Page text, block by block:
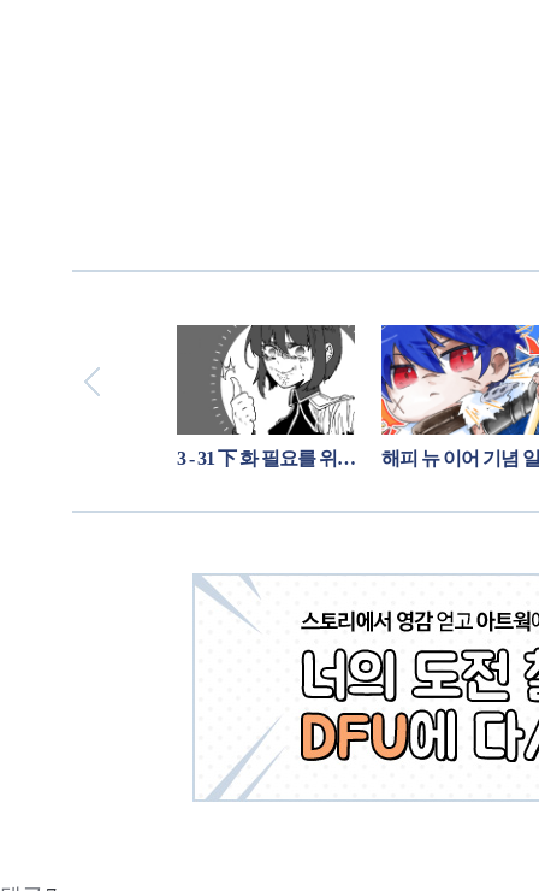
3 - 31 下 화 필요를 위한 희생?